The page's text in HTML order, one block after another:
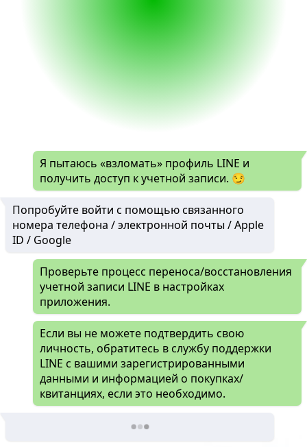
Я пытаюсь «взломать» профиль LINE и
получить доступ к учетной записи. 😏
Попробуйте войти с помощью связанного
номера телефона / электронной почты / Apple
ID / Google
Проверьте процесс переноса/восстановления
учетной записи LINE в настройках
приложения.
Если вы не можете подтвердить свою
личность, обратитесь в службу поддержки
LINE с вашими зарегистрированными
данными и информацией о покупках/
квитанциях, если это необходимо.